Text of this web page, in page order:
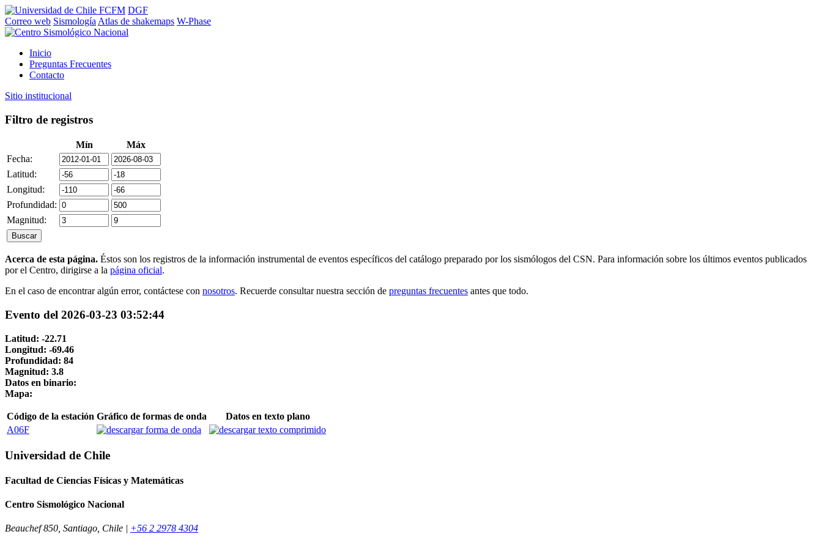
FCFM DGF
Correo web Sismología Atlas de shakemaps W-Phase
Inicio
Preguntas Frecuentes
Contacto
Sitio institucional
Filtro de registros
Mín
Máx
Fecha:
Latitud:
Longitud:
Profundidad:
Magnitud:
Acerca de esta página. Éstos son los registros de la información instrumental de eventos específicos del catálogo preparado por los sismólogos del CSN. Para información sobre los últimos eventos publicados
por el Centro, dirigirse a la página oficial.
En el caso de encontrar algún error, contáctese con nosotros. Recuerde consultar nuestra sección de preguntas frecuentes antes que todo.
Evento del 2026-03-23 03:52:44
Latitud: -22.71
Longitud: -69.46
Profundidad: 84
Magnitud: 3.8
Datos en binario:
Mapa:
Código de la estación Gráfico de formas de onda
Datos en texto plano
A06F
Universidad de Chile
Facultad de Ciencias Físicas y Matemáticas
Centro Sismológico Nacional
Beauchef 850, Santiago, Chile | +56 2 2978 4304